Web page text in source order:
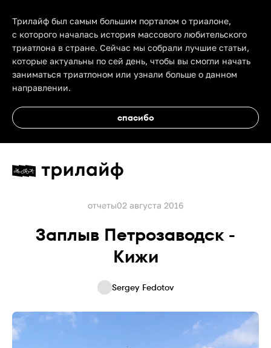
Трилайф был самым большим порталом о триалоне,
с которого началась история массового любительского
триатлона в стране. Сейчас мы собрали лучшие статьи,
которые актуальны по сей день, чтобы вы смогли начать
заниматься триатлоном или узнали больше о данном
направлении.
спасибо
отчеты02 августа 2016
Заплыв Петрозаводск -
Кижи
Sergey Fedotov